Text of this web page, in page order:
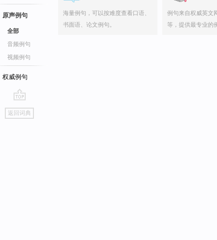
原声例句
全部
音频例句
视频例句
权威例句
go
top
返回词典
海量例句，可以按难度查看口语、
书面语、论文例句。
例句来自权威英文
等，提供最专业的